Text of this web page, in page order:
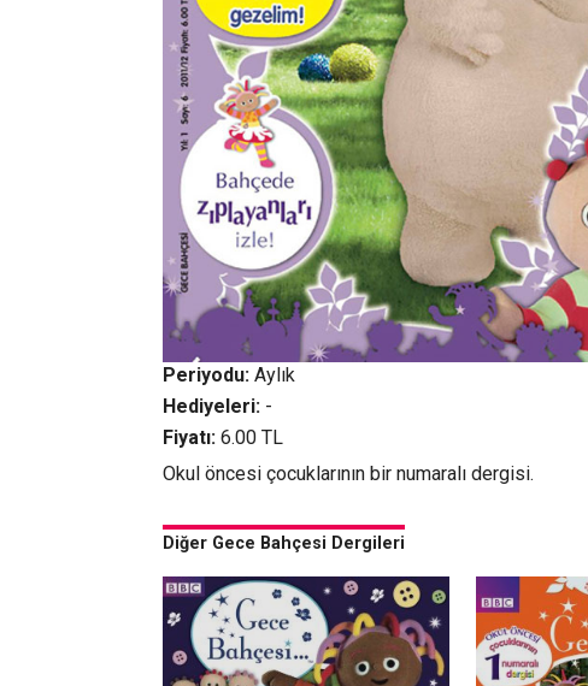
Periyodu:Aylık
Hediyeleri:-
Fiyatı:6.00 TL
Okul öncesi çocuklarının bir numaralı dergisi.
Diğer Gece Bahçesi Dergileri